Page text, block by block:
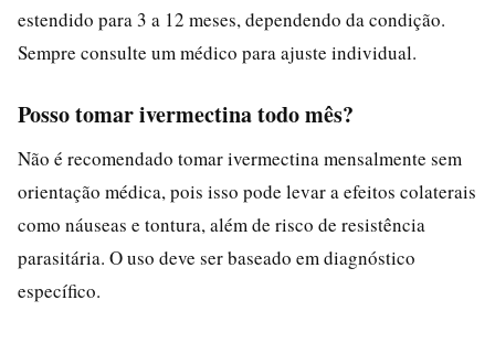
estendido para 3 a 12 meses, dependendo da condição.
Sempre consulte um médico para ajuste individual.
Posso tomar ivermectina todo mês?
Não é recomendado tomar ivermectina mensalmente sem
orientação médica, pois isso pode levar a efeitos colaterais
como náuseas e tontura, além de risco de resistência
parasitária. O uso deve ser baseado em diagnóstico
específico.